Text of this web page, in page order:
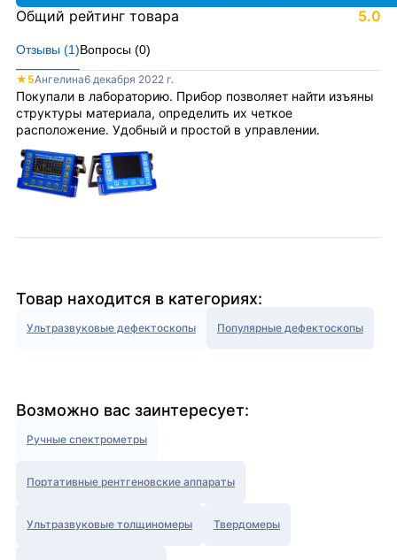
Отзывы (1)Вопросы (0)
★ 5Ангелина6 декабря 2022 г.
Покупали в лабораторию. Прибор позволяет найти изъяны
структуры материала, определить их четкое
расположение. Удобный и простой в управлении.
Общий рейтинг товара 5.0
Товар находится в категориях:
Ультразвуковые дефектоскопы Популярные дефектоскопы
Возможно вас заинтересует:
Ручные спектрометры
Портативные рентгеновские аппараты
Ультразвуковые толщиномеры Твердомеры